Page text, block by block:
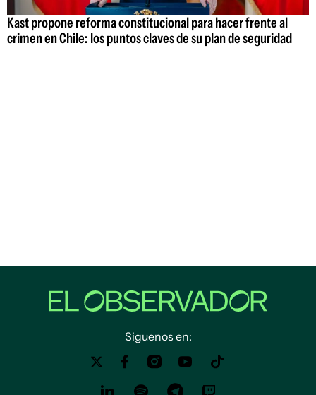
Kast propone reforma constitucional para hacer frente al
crimen en Chile: los puntos claves de su plan de seguridad
Siguenos en: